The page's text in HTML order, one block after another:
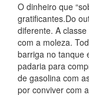
O dinheiro que
gratificantes.Do
diferente. A
com a moleza.
barriga no tanque
padaria para
de gasolina com
por conviver com